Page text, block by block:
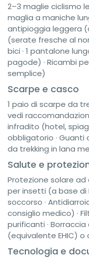
2–3 maglie ciclismo
maglia a maniche
antipioggia leggera
(serate fresche al
bici · 1 pantalone
pagode) · Ricambi
semplice)
Scarpe e casco
1 paio di scarpe da
vedi
infradito (hotel,
obbligatorio · Guanti
da trekking in lana
Salute e
Protezione solare ad
per insetti (a base di
soccorso ·
consiglio medico) ·
purificanti · Borraccia
(equivalente EHIC)
Tecnologia e